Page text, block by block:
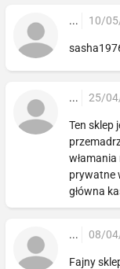
... 10/
... 25/
Ten sklep
prywatne
główna
... 08/
Fajny